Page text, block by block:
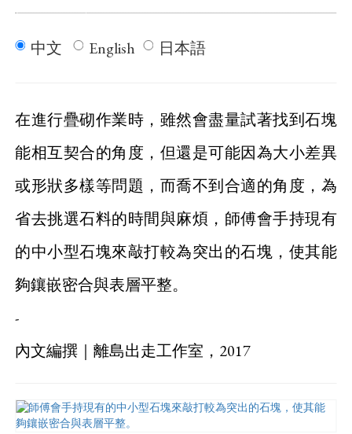
中文 English 日本語
在進行疊砌作業時，雖然會盡量試著找到石塊
能相互契合的角度，但還是可能因為大小差異
或形狀多樣等問題，而喬不到合適的角度，為
省去挑選石料的時間與麻煩，師傅會手持現有
的中小型石塊來敲打較為突出的石塊，使其能
夠鑲嵌密合與表層平整。
-
內文編撰｜離島出走工作室，2017